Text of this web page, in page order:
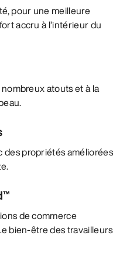
pour une meilleure
accru à l’intérieur du
atouts et à la
des propriétés améliorées
de commerce
bien-être des travailleurs